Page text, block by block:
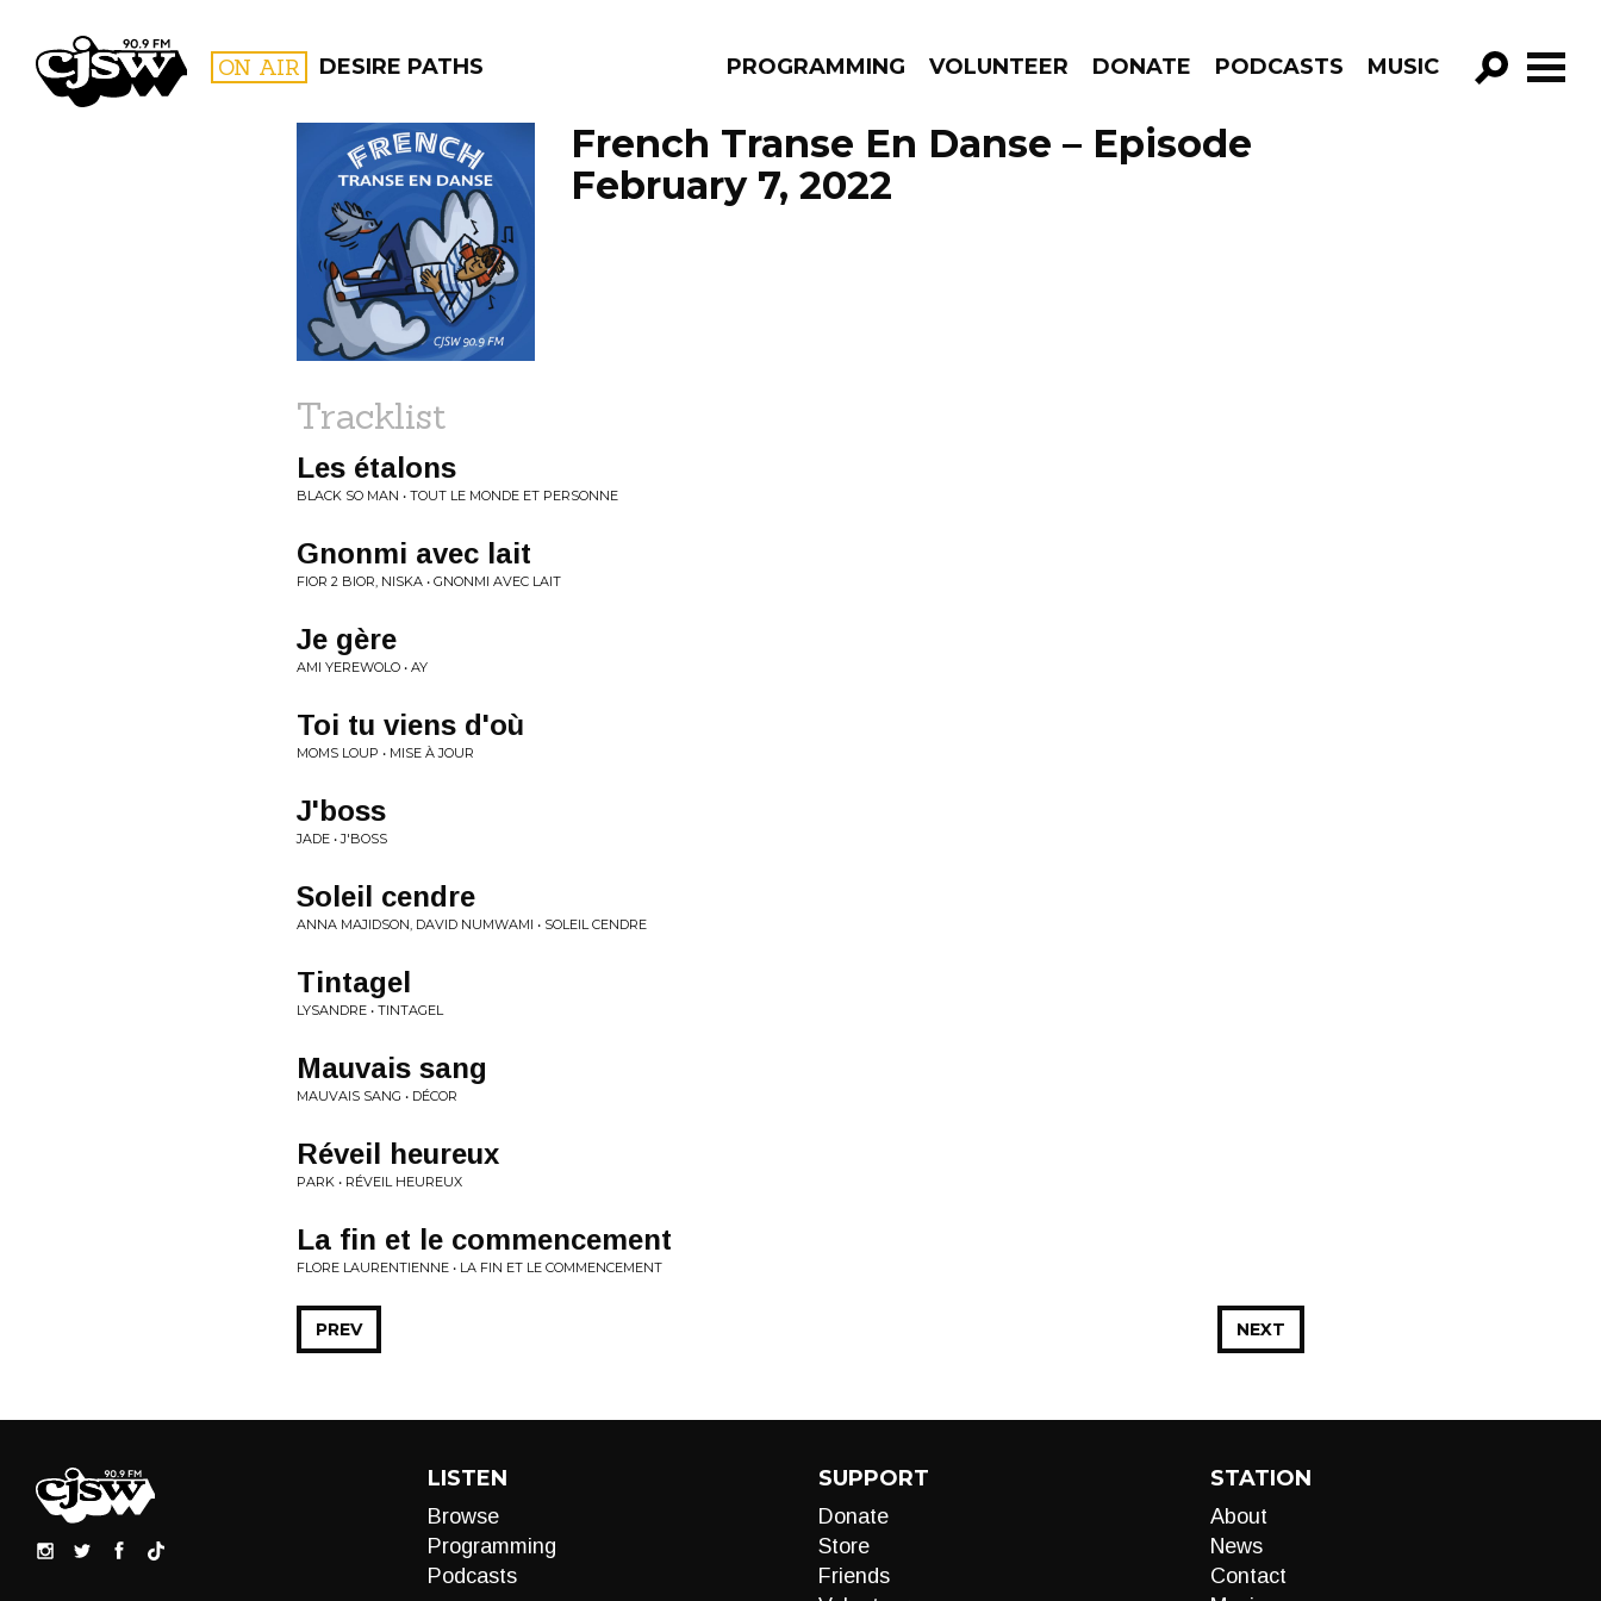
CJSW ON AIR DESIRE PATHS PROGRAMMING VOLUNTEER DONATE PODCASTS MUSIC
GO!
FILTER BY:
PROGRAMS
French Transe En Danse – Episode
February 7, 2022
Tracklist
Les étalons
BLACK SO MAN • TOUT LE MONDE ET PERSONNE
Gnonmi avec lait
FIOR 2 BIOR, NISKA • GNONMI AVEC LAIT
Je gère
AMI YEREWOLO • AY
Toi tu viens d'où
MOMS LOUP • MISE À JOUR
J'boss
JADE • J'BOSS
Soleil cendre
ANNA MAJIDSON, DAVID NUMWAMI • SOLEIL CENDRE
Tintagel
LYSANDRE • TINTAGEL
Mauvais sang
MAUVAIS SANG • DÉCOR
Réveil heureux
PARK • RÉVEIL HEUREUX
La fin et le commencement
FLORE LAURENTIENNE • LA FIN ET LE COMMENCEMENT
NEXT
PREV
LISTEN
Browse
Programming
Podcasts
SUPPORT
Donate
Store
Friends
STATION
About
News
Contact